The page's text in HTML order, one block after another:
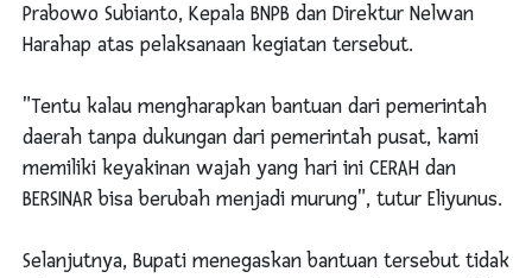
Prabowo Subianto, Kepala BNPB dan Direktur Nelwan
Harahap atas pelaksanaan kegiatan tersebut.
"Tentu kalau mengharapkan bantuan dari pemerintah
daerah tanpa dukungan dari pemerintah pusat, kami
memiliki keyakinan wajah yang hari ini CERAH dan
BERSINAR bisa berubah menjadi murung", tutur Eliyunus.
Selanjutnya, Bupati menegaskan bantuan tersebut tidak